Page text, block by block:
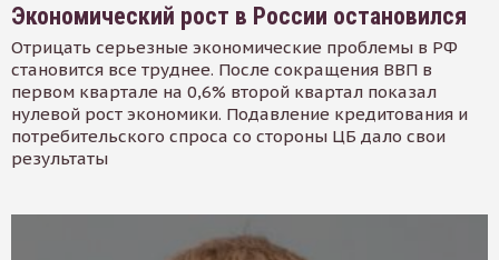
Экономический рост в России остановился
Отрицать серьезные экономические проблемы в РФ
становится все труднее. После сокращения ВВП в
первом квартале на 0,6% второй квартал показал
нулевой рост экономики. Подавление кредитования и
потребительского спроса со стороны ЦБ дало свои
результаты